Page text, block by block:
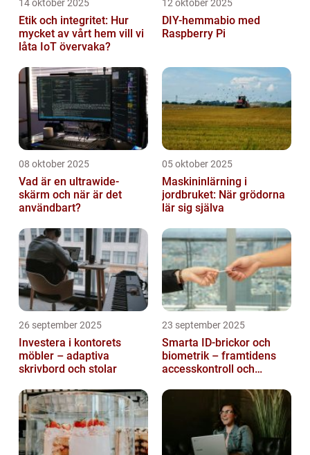
14 oktober 2025
Etik och integritet: Hur
mycket av vårt hem vill vi
låta IoT övervaka?
12 oktober 2025
DIY-hemmabio med
Raspberry Pi
08 oktober 2025
Vad är en ultrawide-
skärm och när är det
användbart?
05 oktober 2025
Maskininlärning i
jordbruket: När grödorna
lär sig själva
26 september 2025
Investera i kontorets
möbler – adaptiva
skrivbord och stolar
23 september 2025
Smarta ID-brickor och
biometrik – framtidens
accesskontroll och